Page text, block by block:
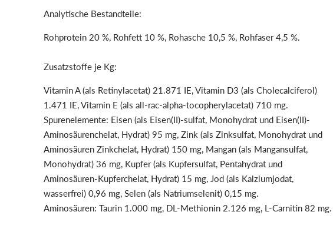
Analytische Bestandteile:
Rohprotein 20 %, Rohfett 10 %, Rohasche 10,5 %, Rohfaser 4,5 %.
Zusatzstoffe je Kg:
Vitamin A (als Retinylacetat) 21.871 IE, Vitamin D3 (als Cholecalciferol)
1.471 IE, Vitamin E (als all-rac-alpha-tocopherylacetat) 710 mg.
Spurenelemente: Eisen (als Eisen(II)-sulfat, Monohydrat und Eisen(II)-
Aminosäurenchelat, Hydrat) 95 mg, Zink (als Zinksulfat, Monohydrat und
Aminosäuren Zinkchelat, Hydrat) 150 mg, Mangan (als Mangansulfat,
Monohydrat) 36 mg, Kupfer (als Kupfersulfat, Pentahydrat und
Aminosäuren-Kupferchelat, Hydrat) 15 mg, Jod (als Kalziumjodat,
wasserfrei) 0,96 mg, Selen (als Natriumselenit) 0,15 mg.
Aminosäuren: Taurin 1.000 mg, DL-Methionin 2.126 mg, L-Carnitin 82 mg.